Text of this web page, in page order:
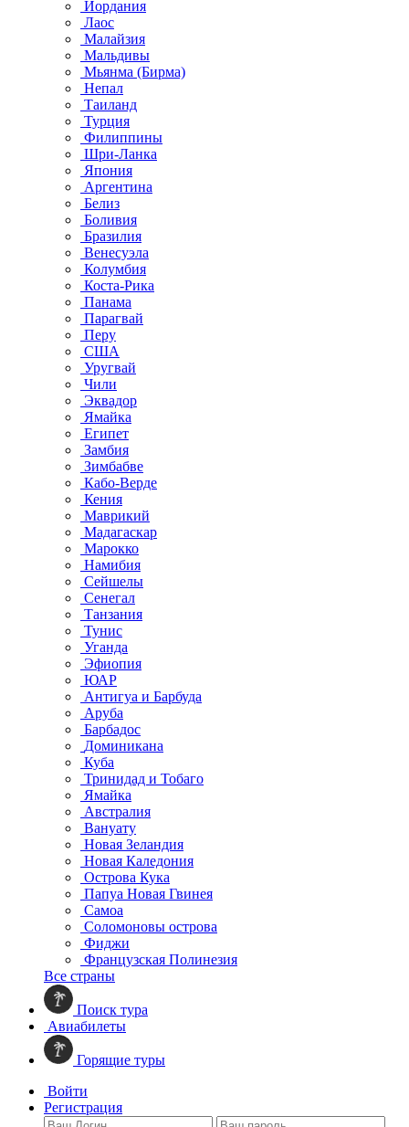
Иордания
Лаос
Малайзия
Мальдивы
Мьянма (Бирма)
Непал
Таиланд
Турция
Филиппины
Шри-Ланка
Япония
Аргентина
Белиз
Боливия
Бразилия
Венесуэла
Колумбия
Коста-Рика
Панама
Парагвай
Перу
США
Уругвай
Чили
Эквадор
Ямайка
Египет
Замбия
Зимбабве
Кабо-Верде
Кения
Маврикий
Мадагаскар
Марокко
Намибия
Сейшелы
Сенегал
Танзания
Тунис
Уганда
Эфиопия
ЮАР
Антигуа и Барбуда
Аруба
Барбадос
Доминикана
Куба
Тринидад и Тобаго
Ямайка
Австралия
Вануату
Новая Зеландия
Новая Каледония
Острова Кука
Папуа Новая Гвинея
Самоа
Соломоновы острова
Фиджи
Французская Полинезия
Все страны
Поиск тура
Авиабилеты
Горящие туры
Войти
Регистрация